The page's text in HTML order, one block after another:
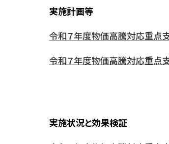
実施計画等
令和７年度物価高騰対応重
令和７年度物価高騰対応重
実施状況と効果検証